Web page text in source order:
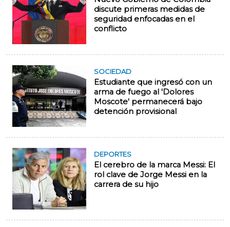
discute primeras medidas de
seguridad enfocadas en el
conflicto
SOCIEDAD
Estudiante que ingresó con un
arma de fuego al 'Dolores
Moscote' permanecerá bajo
detención provisional
DEPORTES
El cerebro de la marca Messi: El
rol clave de Jorge Messi en la
carrera de su hijo